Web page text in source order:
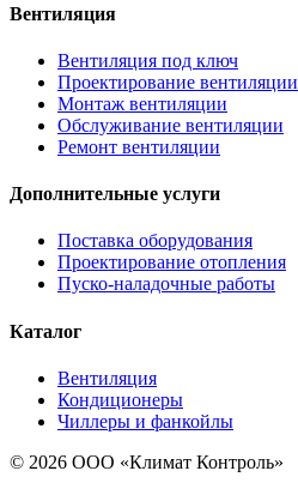
Вентиляция
Вентиляция под ключ
Проектирование вентиляции
Монтаж вентиляции
Обслуживание вентиляции
Ремонт вентиляции
Дополнительные услуги
Поставка оборудования
Проектирование отопления
Пуско-наладочные работы
Каталог
Вентиляция
Кондиционеры
Чиллеры и фанкойлы
© 2026 ООО «Климат Контроль»